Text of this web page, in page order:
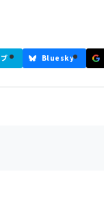
Bluesky